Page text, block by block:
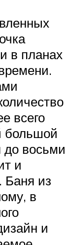
в планах
всего
большой
до восьми
и
Баня из
в
и